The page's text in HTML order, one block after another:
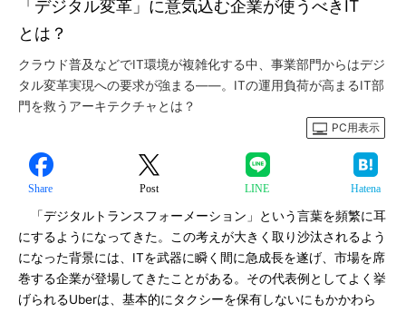
「デジタル変革」に意気込む企業が使うべきIT
とは？
クラウド普及などでIT環境が複雑化する中、事業部門からはデジ
タル変革実現への要求が強まる――。ITの運用負荷が高まるIT部
門を救うアーキテクチャとは？
PC用表示
Share Post LINE Hatena
「デジタルトランスフォーメーション」という言葉を頻繁に耳
にするようになってきた。この考えが大きく取り沙汰されるよう
になった背景には、ITを武器に瞬く間に急成長を遂げ、市場を席
巻する企業が登場してきたことがある。その代表例としてよく挙
げられるUberは、基本的にタクシーを保有しないにもかかわら